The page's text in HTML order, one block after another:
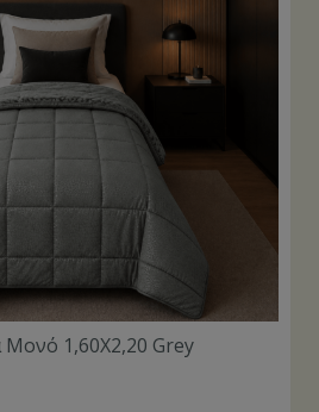
1,60Χ2,20 Grey